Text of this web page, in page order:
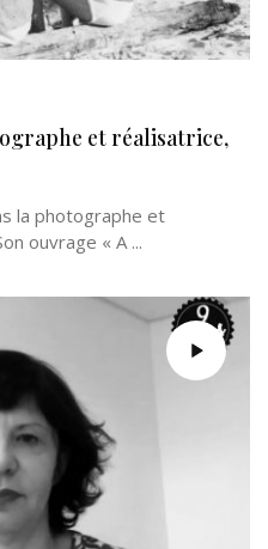
et réalisatrice,
la photographe et
ouvrage « A ...